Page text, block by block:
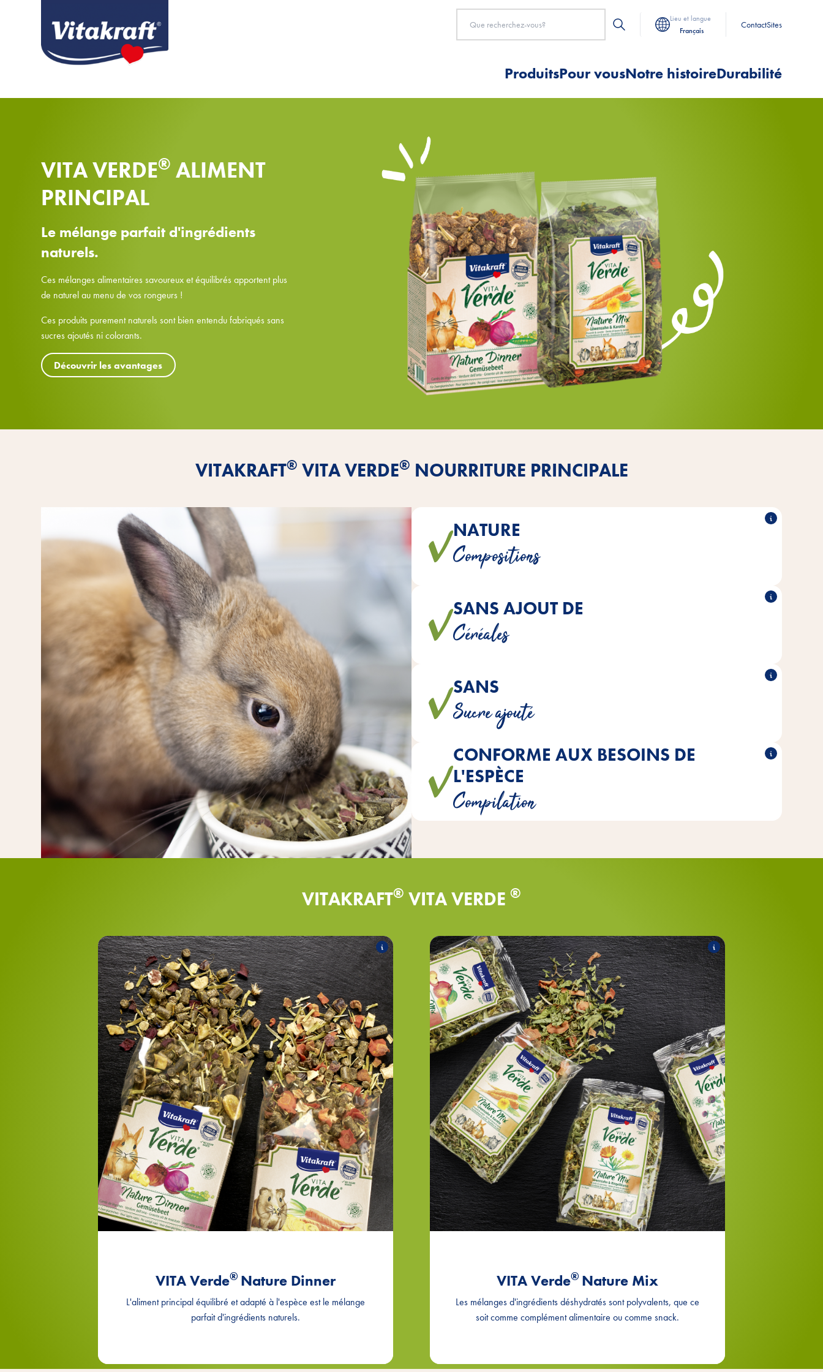
Lieu et langue
Français
ContactSites
ProduitsPour vousNotre histoireDurabilité
VITA VERDE® ALIMENT
PRINCIPAL
Le mélange parfait d'ingrédients
naturels.
Ces mélanges alimentaires savoureux et équilibrés apportent plus
de naturel au menu de vos rongeurs !
Ces produits purement naturels sont bien entendu fabriqués sans
sucres ajoutés ni colorants.
Découvrir les avantages
VITAKRAFT® VITA VERDE® NOURRITURE PRINCIPALE
NATURE
Compositions
Tous les mélanges sont composés de légumes, fruits, d'herbes ou de fleurs.
SANS AJOUT DE
Céréales
est une alimentation proche de la nature, sans céréales.
SANS
Sucre ajouté
Afin de garantir une alimentation proche de la nature, aucun sucre n'est ajouté aux
CONFORME AUX BESOINS DE
L'ESPÈCE
Compilation
Tous les mélanges sont parfaitement adaptés aux besoins individuels de chaque espèce
VITAKRAFT® VITA VERDE ®
VITA Verde® Nature Dinner
L'aliment principal équilibré et adapté à l'espèce est le mélange
parfait d'ingrédients naturels.
VITA Verde
®
Nature Dinner
Les produits suivants font partie de l'assortiment :
VITA Verde
®
Nature Dinner Potager en pleine terre
VITA Verde® Nature Mix
Les mélanges d'ingrédients déshydratés sont polyvalents, que ce
soit comme complément alimentaire ou comme snack.
VITA Verde
®
Nature Mix
Les produits suivants font partie de l'assortiment :
VITA Verde
®
Nature Mix avec pissenlit & carotte
VITA Verde
®
Nature Mix avec pissenlit & pomme